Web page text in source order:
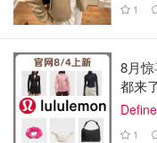
1
8月
都来了
1